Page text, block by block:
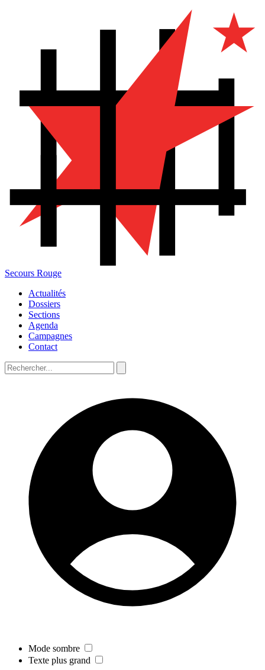
Secours Rouge
Actualités
Dossiers
Sections
Agenda
Campagnes
Contact
Mode sombre
Texte plus grand